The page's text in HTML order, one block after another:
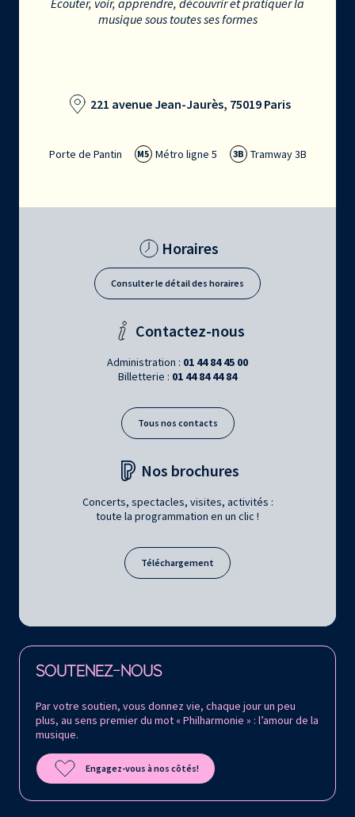
musique sous toutes ses formes
221 avenue Jean-Jaurès, 75019 Paris
Porte de Pantin M5 Métro ligne 5 3B Tramway 3B
Horaires
Consulter le détail des horaires
Contactez-nous
Administration : 01 44 84 45 00
Billetterie : 01 44 84 44 84
Tous nos contacts
Nos brochures
Concerts, spectacles, visites, activités :
toute la programmation en un clic !
Téléchargement
SOUTENEZ-NOUS
Par votre soutien, vous donnez vie, chaque jour un peu
plus, au sens premier du mot « Philharmonie » : l’amour de la
musique.
Engagez-vous à nos côtés!
Retrouvez la Philharmonie de Paris sur